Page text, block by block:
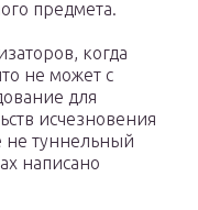
предмета.
когда
не может с
для
исчезновения
не туннельный
написано